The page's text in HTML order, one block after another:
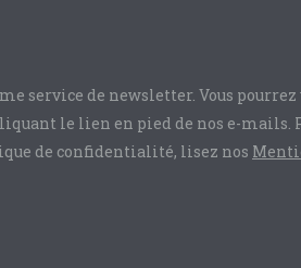
service de newsletter. Vous pourrez
le lien en pied de nos e-mails.
de confidentialité, lisez nos